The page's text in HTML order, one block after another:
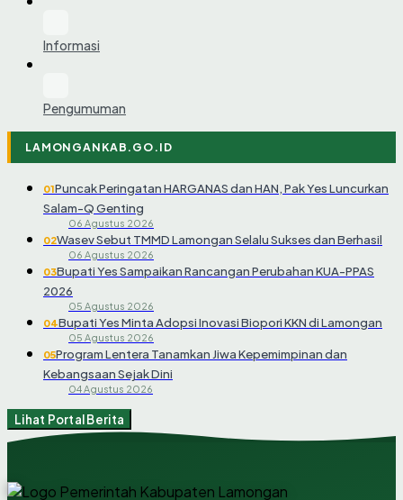
Informasi
Pengumuman
LAMONGANKAB.GO.ID
01Puncak Peringatan HARGANAS dan HAN, Pak Yes Luncurkan
Salam-Q Genting
06 Agustus 2026
02Wasev Sebut TMMD Lamongan Selalu Sukses dan Berhasil
06 Agustus 2026
03Bupati Yes Sampaikan Rancangan Perubahan KUA-PPAS
2026
05 Agustus 2026
04Bupati Yes Minta Adopsi Inovasi Biopori KKN di Lamongan
05 Agustus 2026
05Program Lentera Tanamkan Jiwa Kepemimpinan dan
Kebangsaan Sejak Dini
04 Agustus 2026
Lihat Portal Berita